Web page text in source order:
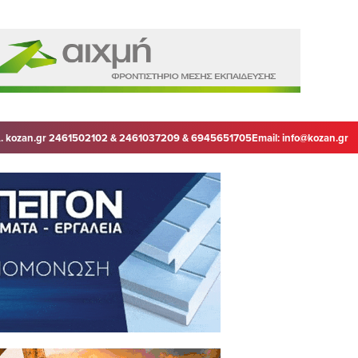
kozan.gr 2461502102 & 2461037209 & 6945651705Email:info@kozan.gr